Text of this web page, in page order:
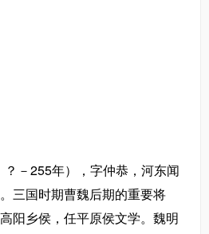
－255年），字仲恭，河东闻
三国时期曹魏后期的重要将
阳乡侯，任平原侯文学。魏明